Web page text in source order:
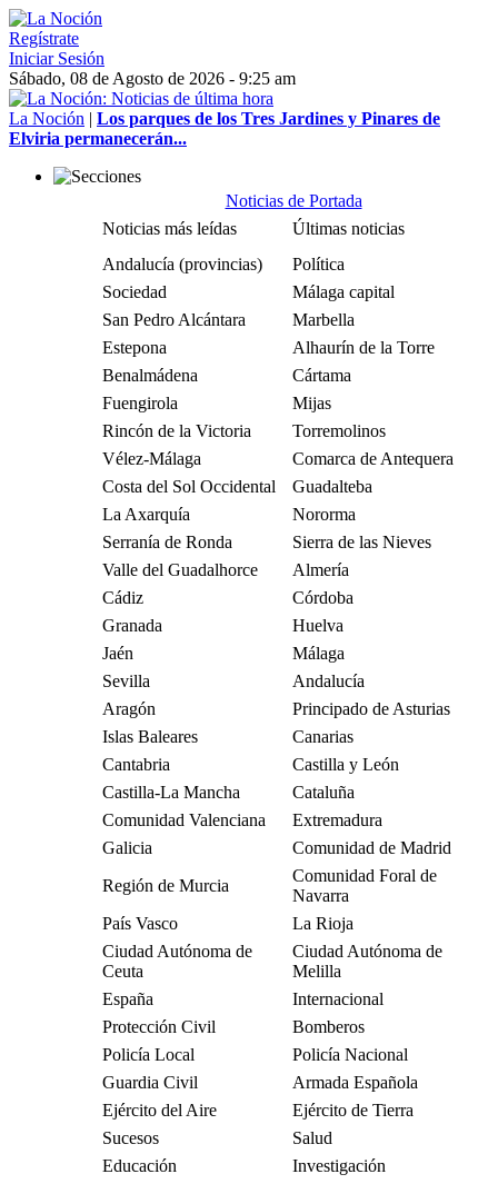
Regístrate
Iniciar Sesión
Sábado, 08 de Agosto de 2026 - 9:25 am
La Noción | Los parques de los Tres Jardines y Pinares de
Elviria permanecerán...
Noticias de Portada
Noticias más leídas
Últimas noticias
Andalucía (provincias)
Política
Sociedad
Málaga capital
San Pedro Alcántara
Marbella
Estepona
Alhaurín de la Torre
Benalmádena
Cártama
Fuengirola
Mijas
Rincón de la Victoria
Torremolinos
Vélez-Málaga
Comarca de Antequera
Costa del Sol Occidental
Guadalteba
La Axarquía
Nororma
Serranía de Ronda
Sierra de las Nieves
Valle del Guadalhorce
Almería
Cádiz
Córdoba
Granada
Huelva
Jaén
Málaga
Sevilla
Andalucía
Aragón
Principado de Asturias
Islas Baleares
Canarias
Cantabria
Castilla y León
Castilla-La Mancha
Cataluña
Comunidad Valenciana
Extremadura
Galicia
Comunidad de Madrid
Región de Murcia
Comunidad Foral de
Navarra
País Vasco
La Rioja
Ciudad Autónoma de
Ceuta
Ciudad Autónoma de
Melilla
España
Internacional
Protección Civil
Bomberos
Policía Local
Policía Nacional
Guardia Civil
Armada Española
Ejército del Aire
Ejército de Tierra
Sucesos
Salud
Educación
Investigación